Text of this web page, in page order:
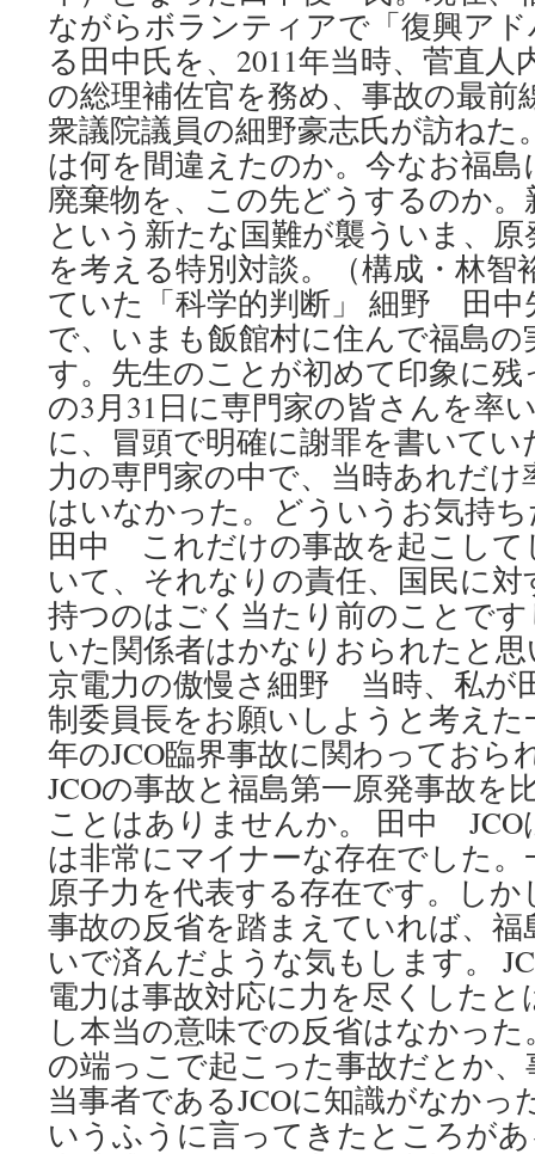
ながらボランティアで「復興ア
る田中氏を、2011年当時、菅直人
の総理補佐官を務め、事故の最前
衆議院議員の細野豪志氏が訪ねた
は何を間違えたのか。今なお福
廃棄物を、この先どうするのか
という新たな国難が襲ういま、
を考える特別対談。（構成・林智
ていた「科学的判断」 細野 田中
で、いまも飯館村に住んで福島
す。先生のことが初めて印象に残
の3月31日に専門家の皆さんを率
に、冒頭で明確に謝罪を書いて
力の専門家の中で、当時あれだ
はいなかった。どういうお気持
田中 これだけの事故を起こして
いて、それなりの責任、国民に
持つのはごく当たり前のことで
いた関係者はかなりおられたと
京電力の傲慢さ細野 当時、私が
制委員長をお願いしようと考えた
年のJCO臨界事故に関わっておら
JCOの事故と福島第一原発事故を
ことはありませんか。 田中 JCO
は非常にマイナーな存在でした
原子力を代表する存在です。しか
事故の反省を踏まえていれば、
いで済んだような気もします。
電力は事故対応に力を尽くした
し本当の意味での反省はなかっ
の端っこで起こった事故だとか
当事者であるJCOに知識がなか
いうふうに言ってきたところが